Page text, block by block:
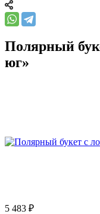
Полярный
юг»
5 483 ₽